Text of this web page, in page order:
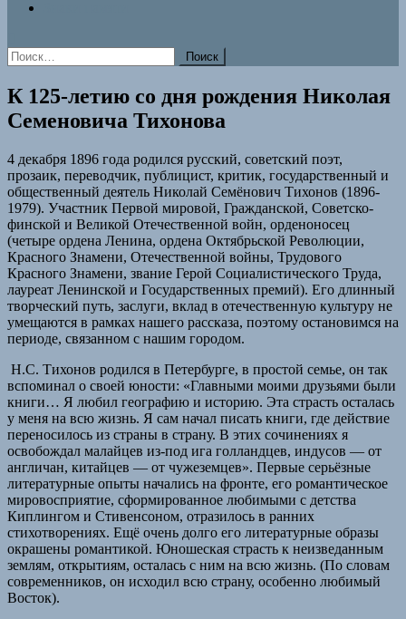
Найти:
К 125-летию со дня рождения Николая
Семеновича Тихонова
4 декабря 1896 года родился русский, советский поэт,
прозаик, переводчик, публицист, критик, государственный и
общественный деятель Николай Семёнович Тихонов (1896-
1979). Участник Первой мировой, Гражданской, Советско-
финской и Великой Отечественной войн, орденоносец
(четыре ордена Ленина, ордена Октябрьской Революции,
Красного Знамени, Отечественной войны, Трудового
Красного Знамени, звание Герой Социалистического Труда,
лауреат Ленинской и Государственных премий). Его длинный
творческий путь, заслуги, вклад в отечественную культуру не
умещаются в рамках нашего рассказа, поэтому остановимся на
периоде, связанном с нашим городом.
Н.С. Тихонов родился в Петербурге, в простой семье, он так
вспоминал о своей юности: «Главными моими друзьями были
книги… Я любил географию и историю. Эта страсть осталась
у меня на всю жизнь. Я сам начал писать книги, где действие
переносилось из страны в страну. В этих сочинениях я
освобождал малайцев из-под ига голландцев, индусов — от
англичан, китайцев — от чужеземцев». Первые серьёзные
литературные опыты начались на фронте, его романтическое
мировосприятие, сформированное любимыми с детства
Киплингом и Стивенсоном, отразилось в ранних
стихотворениях. Ещё очень долго его литературные образы
окрашены романтикой. Юношеская страсть к неизведанным
землям, открытиям, осталась с ним на всю жизнь. (По словам
современников, он исходил всю страну, особенно любимый
Восток).